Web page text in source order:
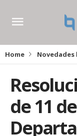
Home
de 11